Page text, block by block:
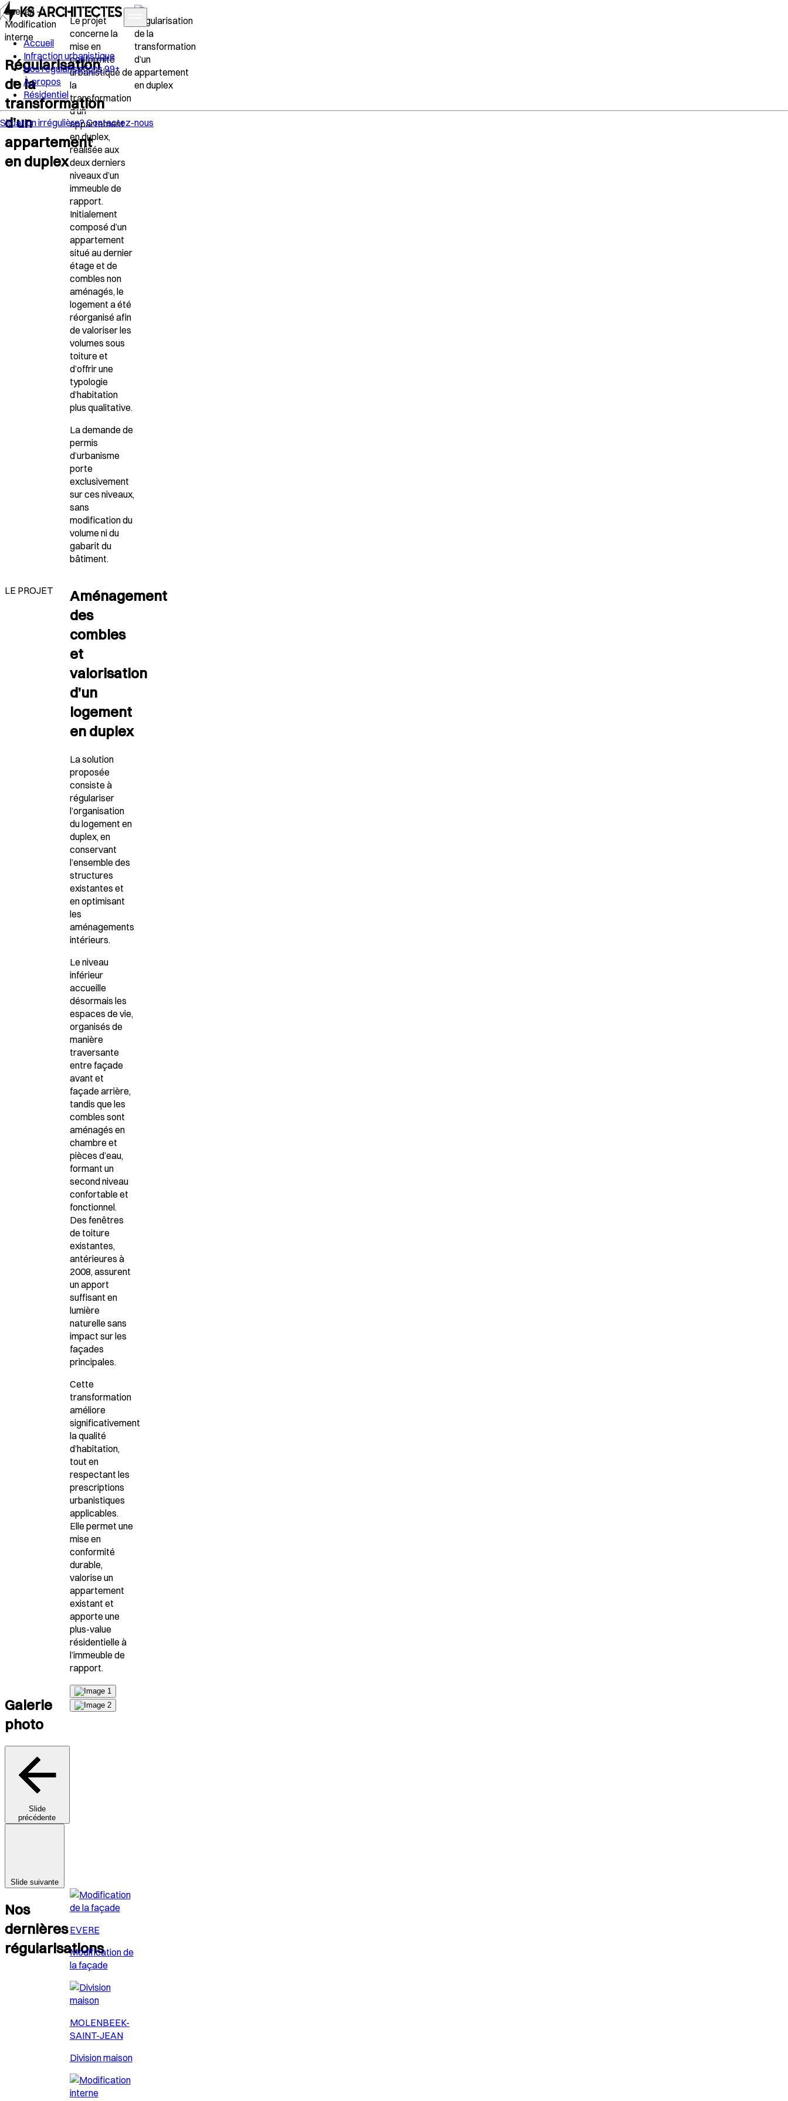
Accueil
Infraction urbanistique
Nos régularisations99+
À propos
Résidentiel
Situation irrégulière?Contactez-nous
Laeken –
Modification
interne
Régularisation
de la
transformation
d’un
appartement
en duplex
Le projet
concerne la
mise en
conformité
urbanistique de
la
transformation
d’un
appartement
en duplex,
réalisée aux
deux derniers
niveaux d’un
immeuble de
rapport.
Initialement
composé d’un
appartement
situé au dernier
étage et de
combles non
aménagés, le
logement a été
réorganisé afin
de valoriser les
volumes sous
toiture et
d’offrir une
typologie
d’habitation
plus qualitative.
La demande de
permis
d’urbanisme
porte
exclusivement
sur ces niveaux,
sans
modification du
volume ni du
gabarit du
bâtiment.
LE PROJET
Aménagement
des
combles
et
valorisation
d’un
logement
en duplex
La solution
proposée
consiste à
régulariser
l’organisation
du logement en
duplex, en
conservant
l’ensemble des
structures
existantes et
en optimisant
les
aménagements
intérieurs.
Le niveau
inférieur
accueille
désormais les
espaces de vie,
organisés de
manière
traversante
entre façade
avant et
façade arrière,
tandis que les
combles sont
aménagés en
chambre et
pièces d’eau,
formant un
second niveau
confortable et
fonctionnel.
Des fenêtres
de toiture
existantes,
antérieures à
2008, assurent
un apport
suffisant en
lumière
naturelle sans
impact sur les
façades
principales.
Cette
transformation
améliore
significativement
la qualité
d’habitation,
tout en
respectant les
prescriptions
urbanistiques
applicables.
Elle permet une
mise en
conformité
durable,
valorise un
appartement
existant et
apporte une
plus-value
résidentielle à
l’immeuble de
rapport.
Galerie
photo
Slide
précédente
Slide suivante
Nos
dernières
régularisations
EVERE
Modification de
la façade
MOLENBEEK-
SAINT-JEAN
Division maison